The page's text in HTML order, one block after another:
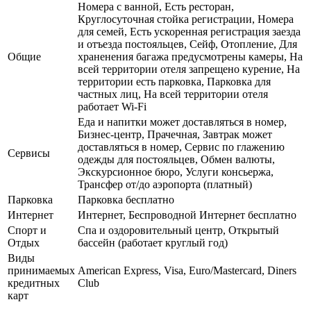
Общие
Номера с ванной, Есть ресторан,
Круглосуточная стойка регистрации, Номера
для семей, Есть ускоренная регистрация заезда
и отъезда постояльцев, Сейф, Отопление, Для
храненения багажа предусмотрены камеры, На
всей территории отеля запрещено курение, На
территории есть парковка, Парковка для
частных лиц, На всей территории отеля
работает Wi-Fi
Сервисы
Еда и напитки может доставляться в номер,
Бизнес-центр, Прачечная, Завтрак может
доставляться в номер, Сервис по глажению
одежды для постояльцев, Обмен валюты,
Экскурсионное бюро, Услуги консьержа,
Трансфер от/до аэропорта (платный)
Парковка
Парковка бесплатно
Интернет
Интернет, Беспроводной Интернет бесплатно
Спорт и
Отдых
Спа и оздоровительный центр, Открытый
бассейн (работает круглый год)
Виды
принимаемых
кредитных
карт
American Express, Visa, Euro/Mastercard, Diners
Club